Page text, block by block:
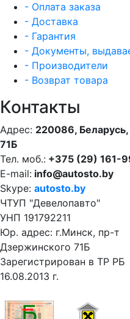
- Оплата заказа
- Доставка
- Гарантия
- Документы,
- Производители
- Возврат товара
Контакты
Адрес: 220086,
71Б
Тел. моб.: +375 (29) 161-
E-mail: info@autosto.by
Skype: autosto.by
ЧТУП "Девелопавто"
УНП 191792211
Юр. адрес: г.Минск, пр-т
Дзержинского 71Б
Зарегистрирован в ТР РБ
16.08.2013 г.